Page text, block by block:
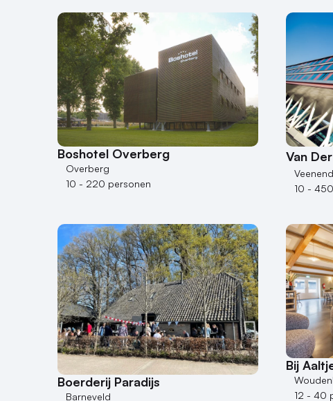
Boshotel Overberg
Overberg
10 - 220 personen
Van
10 -
Boerderij Paradijs
Barneveld
Bij
12 - 40